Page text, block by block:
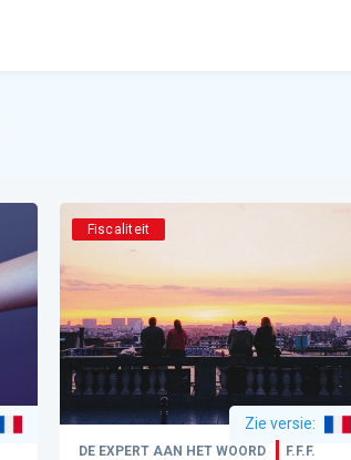
Fiscaliteit
Zie versie:
DE EXPERT AAN HET WOORD F.F.F.